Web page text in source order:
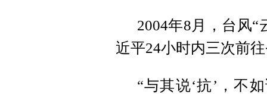
2004年8月，台风
近平24小时内三次前
“与其说‘抗’，不